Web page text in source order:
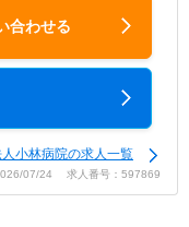
合わせる
人小林病院の求人一覧
07/24 求人番号：597869